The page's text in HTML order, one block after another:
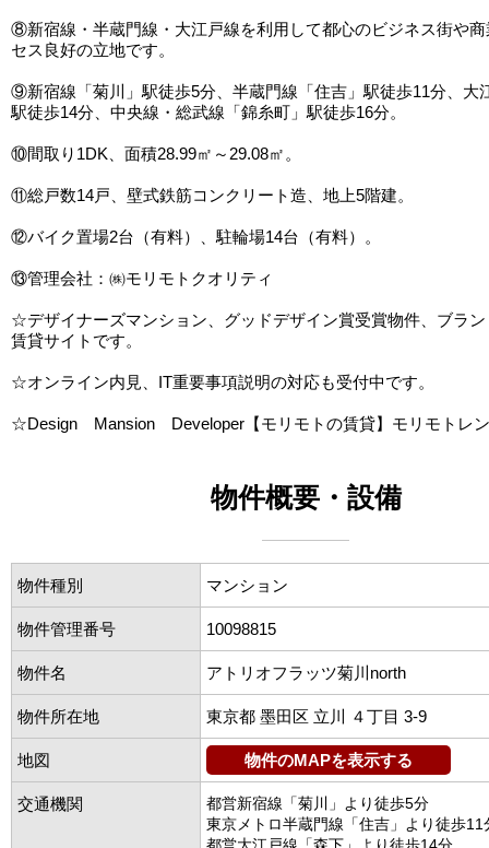
⑧新宿線・半蔵門線・大江戸線を利用して都心のビジネス街や
セス良好の立地です。
⑨新宿線「菊川」駅徒歩5分、半蔵門線「住吉」駅徒歩11分、大
駅徒歩14分、中央線・総武線「錦糸町」駅徒歩16分。
⑩間取り1DK、面積28.99㎡～29.08㎡。
⑪総戸数14戸、壁式鉄筋コンクリート造、地上5階建。
⑫バイク置場2台（有料）、駐輪場14台（有料）。
⑬管理会社：㈱モリモトクオリティ
☆デザイナーズマンション、グッドデザイン賞受賞物件、ブラ
賃貸サイトです。
☆オンライン内見、IT重要事項説明の対応も受付中です。
☆Design Mansion Developer【モリモトの賃貸】モリモトレ
物件概要・設備
物件種別 マンション
物件管理番号 10098815
物件名 アトリオフラッツ菊川north
物件所在地 東京都 墨田区 立川 ４丁目 3-9
地図 物件のMAPを表示する
交通機関
都営新宿線「菊川」より徒歩5分
東京メトロ半蔵門線「住吉」より徒歩11
都営大江戸線「森下」より徒歩14分